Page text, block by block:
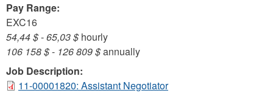
Pay Range:
EXC16
54,44 $-65,03 $ hourly
106 158 $- 126 809 $annually
Job Description:
11-00001820: Assistant Negotiator